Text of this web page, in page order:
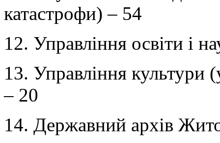
катастрофи) – 54
12. Управління освіти і
13. Управління культури
– 20
14. Державний архів